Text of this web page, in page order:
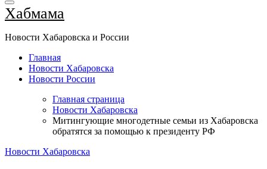
Хабмама
Новости Хабаровска и России
Главная
Новости Хабаровска
Новости России
Главная страница
Новости Хабаровска
Митингующие многодетные семьи из Хабаровска
обратятся за помощью к президенту РФ
Новости Хабаровска